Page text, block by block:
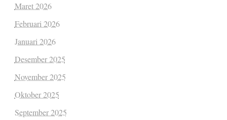
Maret 2026
Februari 2026
Januari 2026
Desember 2025
November 2025
Oktober 2025
September 2025